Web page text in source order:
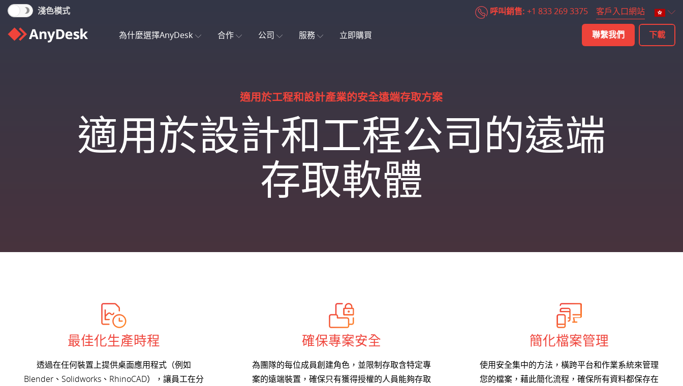
淺色模式 呼叫銷售: +1 833 269 3375
客戶入口網站
為什麼選擇AnyDesk
合作 公司 服務 立即購買 聯繫我們 下載
適用於工程和設計產業的安全遠端存取方案
適用於設計和工程公司的遠端
存取軟體
最佳化生產時程
透過在任何裝置上提供桌面應用程式（例如
Blender、Solidworks、RhinoCAD），讓員工在分
確保專案安全
為團隊的每位成員創建角色，並限制存取含特定專
案的遠端裝置，確保只有獲得授權的人員能夠存取
簡化檔案管理
使用安全集中的方法，橫跨平台和作業系統來管理
您的檔案，藉此簡化流程，確保所有資料都保存在